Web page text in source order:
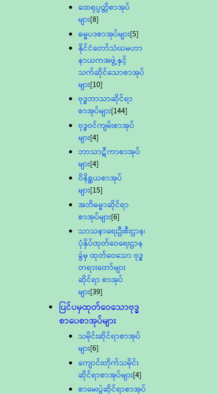
ထေရုပ္ပတ္တိစာအုပ်
များ[8]
ဓမ္မပဒစာအုပ်များ[5]
နိုင်ငံတော်သံဃမဟာ
နာယကအဖွဲ့နှင့်
သက်ဆိုင်သောစာအုပ်
များ[10]
ဗုဒ္ဓဘာသာဆိုင်ရာ
စာအုပ်များ[144]
ဗုဒ္ဓဝင်ကျမ်းစာအုပ်
များ[4]
ဘာသာဋီကာစာအုပ်
များ[4]
ဝိနိစ္ဆယစာအုပ်
များ[15]
အဘိဓမ္မာဆိုင်ရာ
စာအုပ်များ[6]
သာသနာရေးဦးစီးဌာန၊
ပုံနှိပ်ထုတ်ဝေရေးဌာန
ခွဲမှ ထုတ်ဝေသော ဗုဒ္ဓ
တရားတော်များ
ဆိုင်ရာ စာအုပ်
များ[39]
ပြင်ပမှထုတ်ဝေသောဗုဒ္ဓ
စာပေစာအုပ်များ
သမိုင်းဆိုင်ရာစာအုပ်
များ[6]
ကျောင်းတိုက်သမိုင်း
ဆိုင်ရာစာအုပ်များ[4]
စာမေးပွဲဆိုင်ရာစာအုပ်